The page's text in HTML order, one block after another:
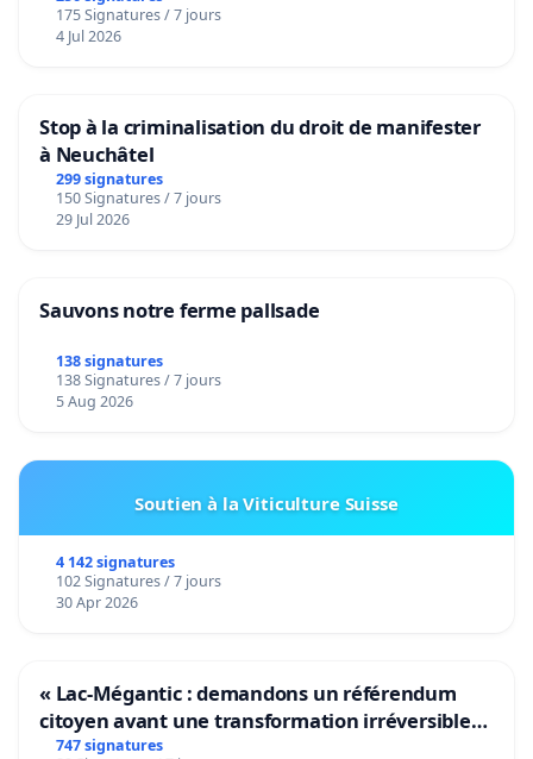
175 Signatures / 7 jours
4 Jul 2026
Stop à la criminalisation du droit de manifester
à Neuchâtel
299 signatures
150 Signatures / 7 jours
29 Jul 2026
Sauvons notre ferme pallsade
138 signatures
138 Signatures / 7 jours
5 Aug 2026
Soutien à la Viticulture Suisse
4 142 signatures
102 Signatures / 7 jours
30 Apr 2026
« Lac-Mégantic : demandons un référendum
citoyen avant une transformation irréversible
de notre territoire »
747 signatures